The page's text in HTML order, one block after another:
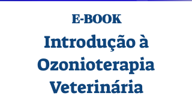
E-BOOK
Introdução à
Ozonioterapia
Veterinária